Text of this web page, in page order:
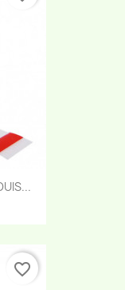
favorite_border